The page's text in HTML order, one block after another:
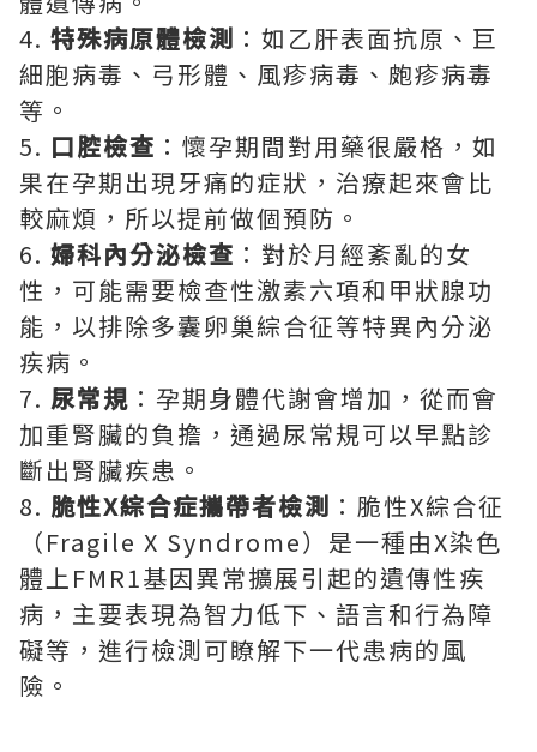
4. 特殊病原體檢測 ：如乙肝表面抗原、巨
細胞病毒、弓形體、風疹病毒、皰疹病毒
等。
5. 口腔檢查 ：懷孕期間對用藥很嚴格，如
果在孕期出現牙痛的症狀，治療起來會比
較麻煩，所以提前做個預防。
6. 婦科內分泌檢查 ：對於月經紊亂的女
性，可能需要檢查性激素六項和甲狀腺功
能，以排除多囊卵巢綜合征等特異內分泌
疾病。
7. 尿常規 ：孕期身體代謝會增加，從而會
加重腎臟的負擔，通過尿常規可以早點診
斷出腎臟疾患。
8. 脆性X綜合症攜帶者檢測 ：脆性X綜合征
（Fragile X Syndrome）是一種由X染色
體上FMR1基因異常擴展引起的遺傳性疾
病，主要表現為智力低下、語言和行為障
礙等，進行檢測可瞭解下一代患病的風
險。